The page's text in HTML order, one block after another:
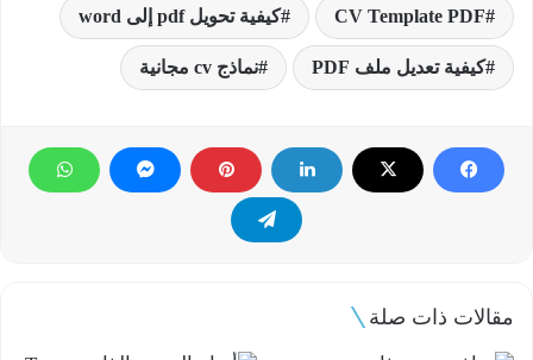
CV Template PDF كيفية تحويل pdf إلى word
كيفية تعديل ملف PDF نماذج cv مجانية
مقالات ذات صلة